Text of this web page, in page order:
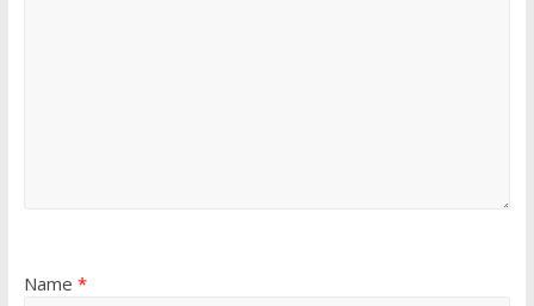
Name *